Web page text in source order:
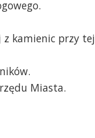
z kamienic przy tej
Miasta.